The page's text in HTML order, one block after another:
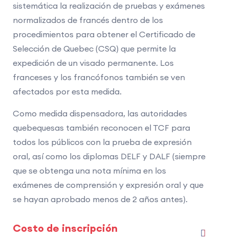
sistemática la realización de pruebas y exámenes
normalizados de francés dentro de los
procedimientos para obtener el Certificado de
Selección de Quebec (CSQ) que permite la
expedición de un visado permanente. Los
franceses y los francófonos también se ven
afectados por esta medida.
Como medida dispensadora, las autoridades
quebequesas también reconocen el TCF para
todos los públicos con la prueba de expresión
oral, así como los diplomas DELF y DALF (siempre
que se obtenga una nota mínima en los
exámenes de comprensión y expresión oral y que
se hayan aprobado menos de 2 años antes).
Costo de inscripción